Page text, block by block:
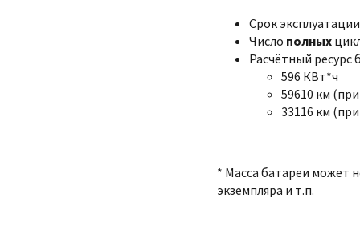
Срок
Число полных
Расчётный ресурс
596 КВт*ч
59610 км
33116 км
* Масса батареи может
экземпляра и т.п.